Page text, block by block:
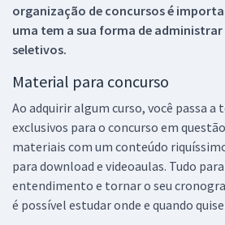
organização de concursos é
uma tem a sua forma de administrar
seletivos.
Material para concurso
Ao adquirir algum curso, você passa a
exclusivos para o concurso em
materiais com um conteúdo
para download e videoaulas. Tudo
entendimento e tornar o seu
é possível estudar onde e quando